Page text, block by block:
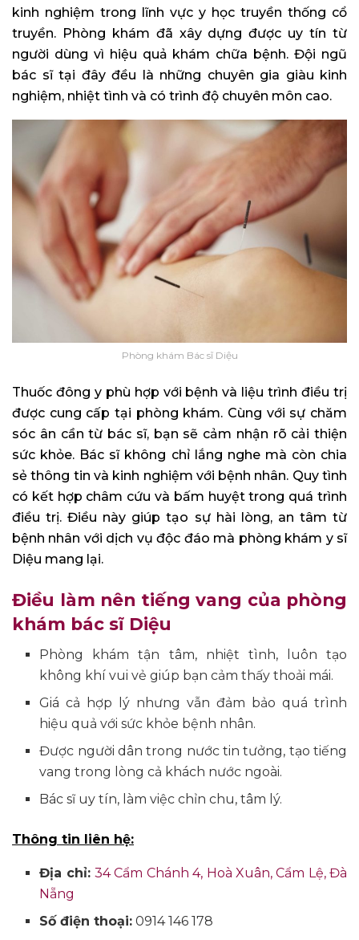
kinh nghiệm trong lĩnh vực y học truyền thống cổ
truyền. Phòng khám đã xây dựng được uy tín từ
người dùng vì hiệu quả khám chữa bệnh. Đội ngũ
bác sĩ tại đây đều là những chuyên gia giàu kinh
nghiệm, nhiệt tình và có trình độ chuyên môn cao.
Phòng khám Bác sĩ Diệu
Thuốc đông y phù hợp với bệnh và liệu trình điều trị
được cung cấp tại phòng khám. Cùng với sự chăm
sóc ân cần từ bác sĩ, bạn sẽ cảm nhận rõ cải thiện
sức khỏe. Bác sĩ không chỉ lắng nghe mà còn chia
sẻ thông tin và kinh nghiệm với bệnh nhân. Quy tình
có kết hợp châm cứu và bấm huyệt trong quá trình
điều trị. Điều này giúp tạo sự hài lòng, an tâm từ
bệnh nhân với dịch vụ độc đáo mà phòng khám y sĩ
Diệu mang lại.
Điều làm nên tiếng vang của phòng
khám bác sĩ Diệu
Phòng khám tận tâm, nhiệt tình, luôn tạo
không khí vui vẻ giúp bạn cảm thấy thoải mái.
Giá cả hợp lý nhưng vẫn đảm bảo quá trình
hiệu quả với sức khỏe bệnh nhân.
Được người dân trong nước tin tưởng, tạo tiếng
vang trong lòng cả khách nước ngoài.
Bác sĩ uy tín, làm việc chỉn chu, tâm lý.
Thông tin liên hệ:
Địa chỉ:34 Cẩm Chánh 4, Hoà Xuân, Cẩm Lệ, Đà
Nẵng
Số điện thoại: 0914 146 178